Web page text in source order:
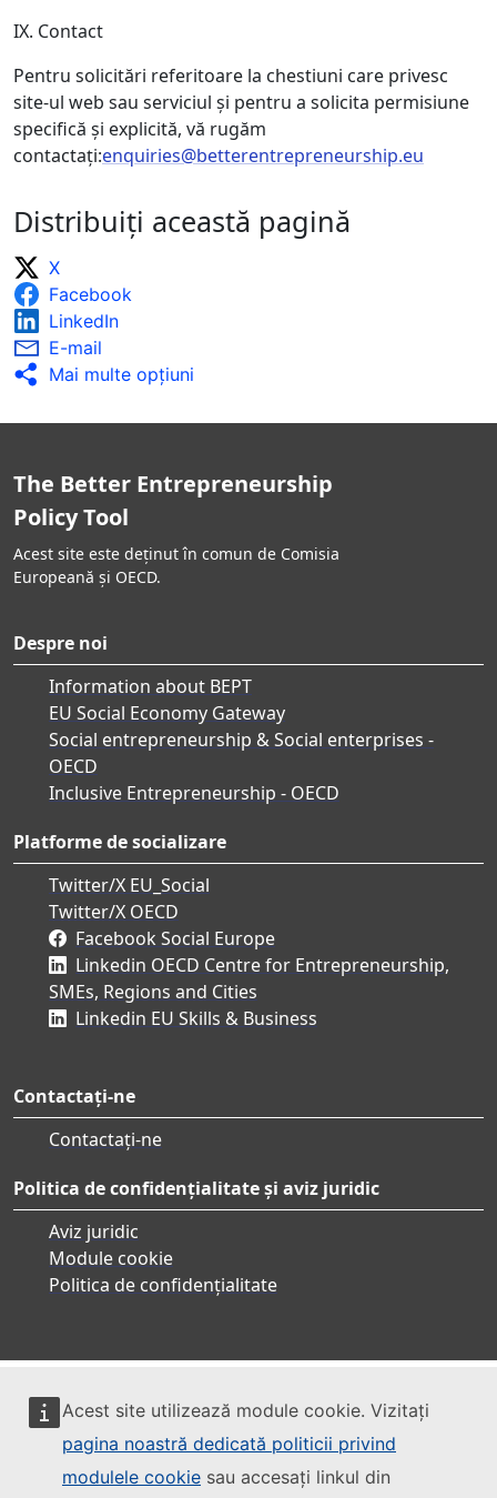
Acest site utilizează module cookie. Vizitați
pagina noastră dedicată politicii privind
modulele cookie sau accesați linkul din
IX. Contact
Pentru solicitări referitoare la chestiuni care privesc
site-ul web sau serviciul și pentru a solicita permisiune
specifică și explicită, vă rugăm
contactați:enquiries@betterentrepreneurship.eu
Distribuiți această pagină
X
Facebook
LinkedIn
E-mail
Mai multe opţiuni
The Better Entrepreneurship
Policy Tool
Acest site este deținut în comun de Comisia
Europeană și OECD.
Despre noi
Information about BEPT
EU Social Economy Gateway
Social entrepreneurship & Social enterprises -
OECD
Inclusive Entrepreneurship - OECD
Platforme de socializare
Twitter/X EU_Social
Twitter/X OECD
Facebook Social Europe
Linkedin OECD Centre for Entrepreneurship,
SMEs, Regions and Cities
Linkedin EU Skills & Business
Contactați-ne
Contactați-ne
Politica de confidențialitate și aviz juridic
Aviz juridic
Module cookie
Politica de confidențialitate